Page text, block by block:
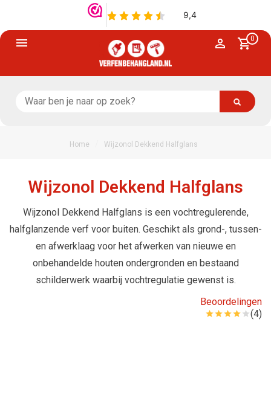
0
Home Wijzonol Dekkend Halfglans
Wijzonol Dekkend Halfglans
Wijzonol Dekkend Halfglans is een vochtregulerende,
halfglanzende verf voor buiten. Geschikt als grond-, tussen-
en afwerklaag voor het afwerken van nieuwe en
onbehandelde houten ondergronden en bestaand
schilderwerk waarbij vochtregulatie gewenst is.
Beoordelingen
(4)